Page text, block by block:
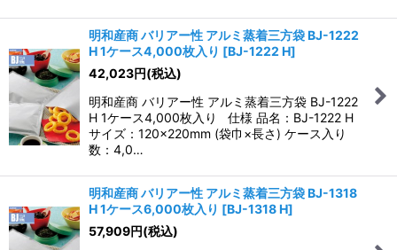
明和産商 バリアー性 アルミ蒸着三方袋 BJ-1222
H 1ケース4,000枚入り [BJ-1222 H]
42,023円(税込)
明和産商 バリアー性 アルミ蒸着三方袋 BJ-1222
H 1ケース4,000枚入り 仕様 品名：BJ-1222 H
サイズ：120×220mm (袋巾×長さ) ケース入り
数：4,0…
明和産商 バリアー性 アルミ蒸着三方袋 BJ-1318
H 1ケース6,000枚入り [BJ-1318 H]
57,909円(税込)